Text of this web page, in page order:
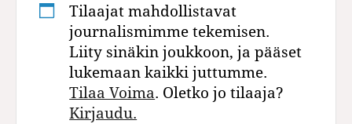
Tilaajat mahdollistavat
journalismimme tekemisen.
Liity sinäkin joukkoon, ja pääset
lukemaan kaikki juttumme.
Tilaa Voima. Oletko jo tilaaja?
Kirjaudu.